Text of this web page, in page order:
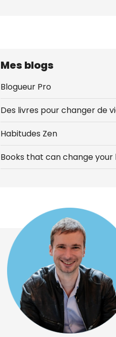
Mes blogs
Blogueur Pro
Des livres pour changer de
Habitudes Zen
Books that can change your